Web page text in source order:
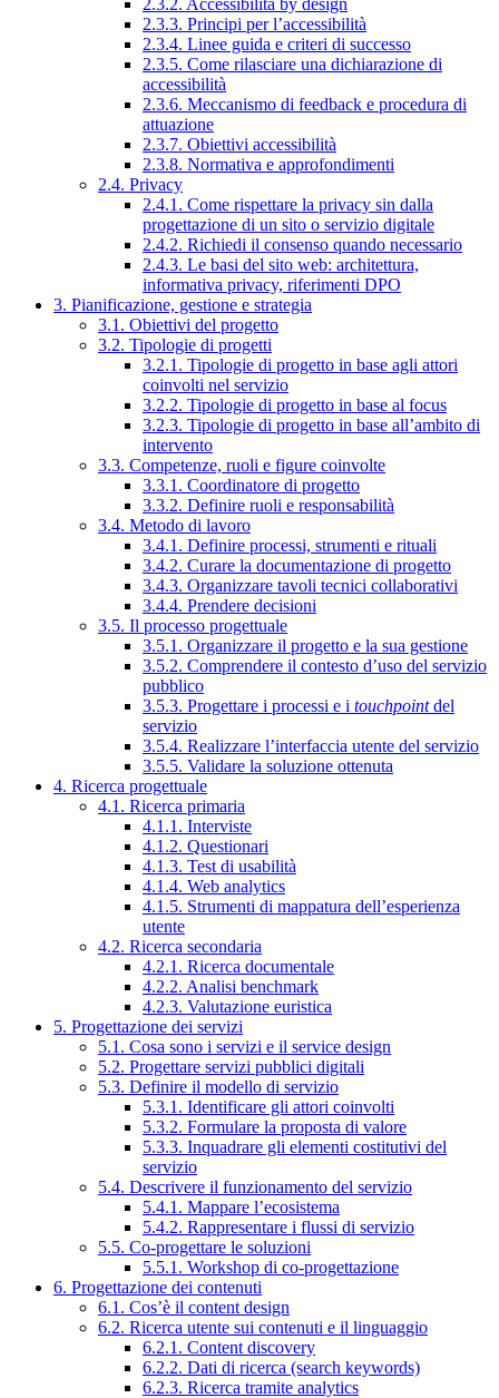
2.3.2. Accessibilità by design
2.3.3. Principi per l’accessibilità
2.3.4. Linee guida e criteri di successo
2.3.5. Come rilasciare una dichiarazione di
accessibilità
2.3.6. Meccanismo di feedback e procedura di
attuazione
2.3.7. Obiettivi accessibilità
2.3.8. Normativa e approfondimenti
2.4. Privacy
2.4.1. Come rispettare la privacy sin dalla
progettazione di un sito o servizio digitale
2.4.2. Richiedi il consenso quando necessario
2.4.3. Le basi del sito web: architettura,
informativa privacy, riferimenti DPO
3. Pianificazione, gestione e strategia
3.1. Obiettivi del progetto
3.2. Tipologie di progetti
3.2.1. Tipologie di progetto in base agli attori
coinvolti nel servizio
3.2.2. Tipologie di progetto in base al focus
3.2.3. Tipologie di progetto in base all’ambito di
intervento
3.3. Competenze, ruoli e figure coinvolte
3.3.1. Coordinatore di progetto
3.3.2. Definire ruoli e responsabilità
3.4. Metodo di lavoro
3.4.1. Definire processi, strumenti e rituali
3.4.2. Curare la documentazione di progetto
3.4.3. Organizzare tavoli tecnici collaborativi
3.4.4. Prendere decisioni
3.5. Il processo progettuale
3.5.1. Organizzare il progetto e la sua gestione
3.5.2. Comprendere il contesto d’uso del servizio
pubblico
3.5.3. Progettare i processi e i touchpointdel
servizio
3.5.4. Realizzare l’interfaccia utente del servizio
3.5.5. Validare la soluzione ottenuta
4. Ricerca progettuale
4.1. Ricerca primaria
4.1.1. Interviste
4.1.2. Questionari
4.1.3. Test di usabilità
4.1.4. Web analytics
4.1.5. Strumenti di mappatura dell’esperienza
utente
4.2. Ricerca secondaria
4.2.1. Ricerca documentale
4.2.2. Analisi benchmark
4.2.3. Valutazione euristica
5. Progettazione dei servizi
5.1. Cosa sono i servizi e il service design
5.2. Progettare servizi pubblici digitali
5.3. Definire il modello di servizio
5.3.1. Identificare gli attori coinvolti
5.3.2. Formulare la proposta di valore
5.3.3. Inquadrare gli elementi costitutivi del
servizio
5.4. Descrivere il funzionamento del servizio
5.4.1. Mappare l’ecosistema
5.4.2. Rappresentare i flussi di servizio
5.5. Co-progettare le soluzioni
5.5.1. Workshop di co-progettazione
6. Progettazione dei contenuti
6.1. Cos’è il content design
6.2. Ricerca utente sui contenuti e il linguaggio
6.2.1. Content discovery
6.2.2. Dati di ricerca (search keywords)
6.2.3. Ricerca tramite analytics